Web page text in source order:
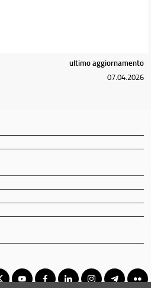
ultimo aggiornamento
07.04.2026